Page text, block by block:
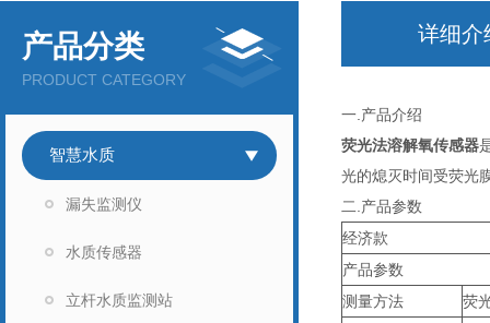
产品分类
PRODUCT CATEGORY
智慧水质
漏失监测仪
水质传感器
立杆水质监测站
详细介
一.产品介绍
荧光法溶解氧传感器
光的熄灭时间受荧光
二.产品参数
经济款
产品参数
测量方法
荧